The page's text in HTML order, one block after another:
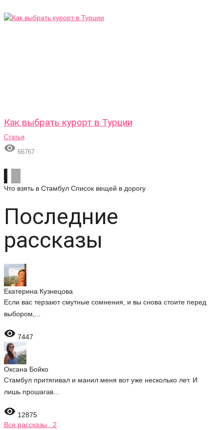
Как выбрать курорт в Турции
Статья
 66767
Что взять в Стамбул Список вещей в дорогу
Последние
рассказы
Екатерина Кузнецова
Если вас терзают смутные сомнения, и вы снова стоите перед
выбором,...
 7447
Оксана Бойко
Стамбул притягивал и манил меня вот уже несколько лет. И
лишь прошагав...
 12875
Все рассказы 2